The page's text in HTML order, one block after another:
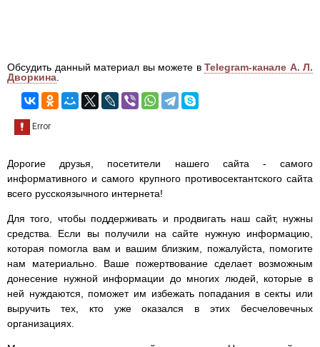
Обсудить данный материал вы можете в Telegram-канале А. Л.
Дворкина
Дорогие друзья, посетители нашего сайта - самого
информативного и самого крупного противосектантского сайта
всего русскоязычного интернета!
Для того, чтобы поддерживать и продвигать наш сайт, нужны
средства. Если вы получили на сайте нужную информацию,
которая помогла вам и вашим близким, пожалуйста, помогите
нам материально. Ваше пожертвование сделает возможным
донесение нужной информации до многих людей, которые в
ней нуждаются, поможет им избежать попадания в секты или
выручить тех, кто уже оказался в этих бесчеловечных
организациях.